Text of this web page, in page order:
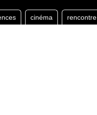
cinéma rencontre